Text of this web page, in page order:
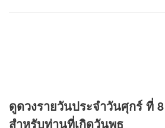
ดูดวงรายวันประจำวันศุกร์ ที่
สำหรับท่านที่เกิดวันพุธ